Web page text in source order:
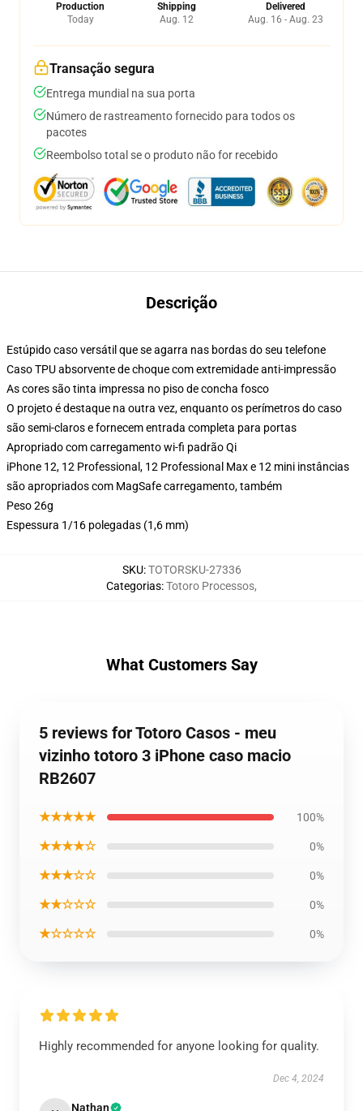
Production
Today
Shipping
Aug. 12
Delivered
Aug. 16 - Aug. 23
Transação segura
Entrega mundial na sua porta
Número de rastreamento fornecido para todos os
pacotes
Reembolso total se o produto não for recebido
Descrição
Estúpido caso versátil que se agarra nas bordas do seu telefone
Caso TPU absorvente de choque com extremidade anti-impressão
As cores são tinta impressa no piso de concha fosco
O projeto é destaque na outra vez, enquanto os perímetros do caso
são semi-claros e fornecem entrada completa para portas
Apropriado com carregamento wi-fi padrão Qi
iPhone 12, 12 Professional, 12 Professional Max e 12 mini instâncias
são apropriados com MagSafe carregamento, também
Peso 26g
Espessura 1/16 polegadas (1,6 mm)
SKU:TOTORSKU-27336
Categorias:Totoro Processos,
What Customers Say
5 reviews for Totoro Casos - meu
vizinho totoro 3 iPhone caso macio
RB2607
★★★★★ 100%
★★★★☆ 0%
★★★☆☆ 0%
★★☆☆☆ 0%
★☆☆☆☆ 0%
Highly recommended for anyone looking for quality.
Dec 4, 2024
Nathan